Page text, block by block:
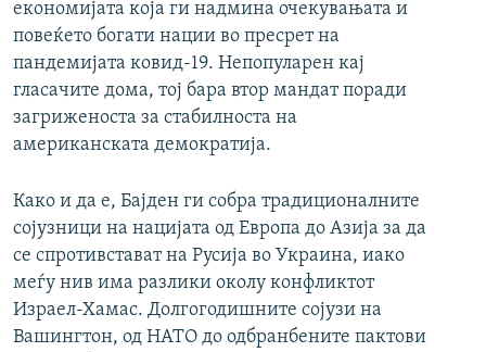
економијата која ги надмина очекувањата и
повеќето богати нации во пресрет на
пандемијата ковид-19. Непопуларен кај
гласачите дома, тој бара втор мандат поради
загриженоста за стабилноста на
американската демократија.
Како и да е, Бајден ги собра традиционалните
сојузници на нацијата од Европа до Азија за да
се спротивстават на Русија во Украина, иако
меѓу нив има разлики околу конфликтот
Израел-Хамас. Долгогодишните сојузи на
Вашингтон, од НАТО до одбранбените пактови